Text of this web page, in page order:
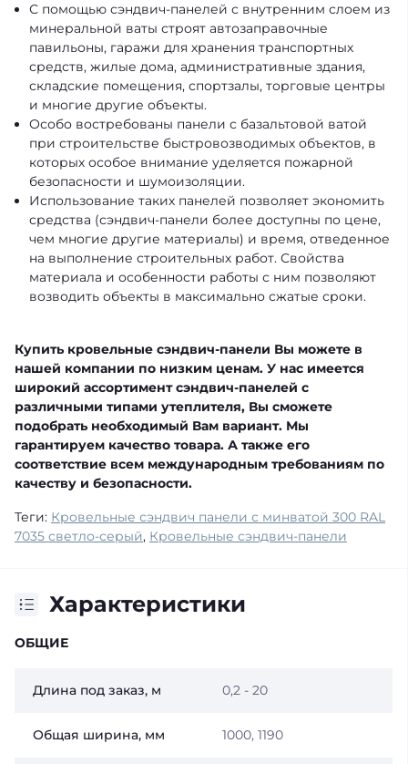
С помощью сэндвич-панелей с внутренним слоем из
минеральной ваты строят автозаправочные
павильоны, гаражи для хранения транспортных
средств, жилые дома, административные здания,
складские помещения, спортзалы, торговые центры
и многие другие объекты.
Особо востребованы панели с базальтовой ватой
при строительстве быстровозводимых объектов, в
которых особое внимание уделяется пожарной
безопасности и шумоизоляции.
Использование таких панелей позволяет экономить
средства (сэндвич-панели более доступны по цене,
чем многие другие материалы) и время, отведенное
на выполнение строительных работ. Свойства
материала и особенности работы с ним позволяют
возводить объекты в максимально сжатые сроки.
Купить кровельные сэндвич-панели Вы можете в
нашей компании по низким ценам. У нас имеется
широкий ассортимент сэндвич-панелей с
различными типами утеплителя, Вы сможете
подобрать необходимый Вам вариант. Мы
гарантируем качество товара. А также его
соответствие всем международным требованиям по
качеству и безопасности.
Теги: Кровельные сэндвич панели с минватой 300 RAL
7035 светло-серый, Кровельные сэндвич-панели
Характеристики
ОБЩИЕ
Длина под заказ, м 0,2 - 20
Общая ширина, мм 1000, 1190